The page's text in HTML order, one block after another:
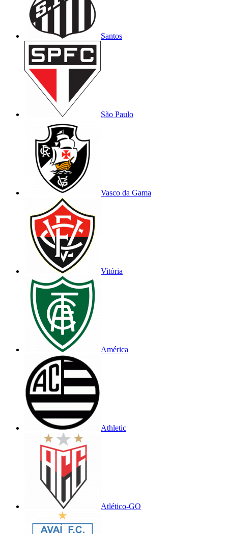
Santos
São Paulo
Vasco da Gama
Vitória
América
Athletic
Atlético-GO